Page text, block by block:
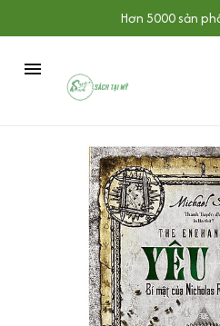
Hơn 5000 sản